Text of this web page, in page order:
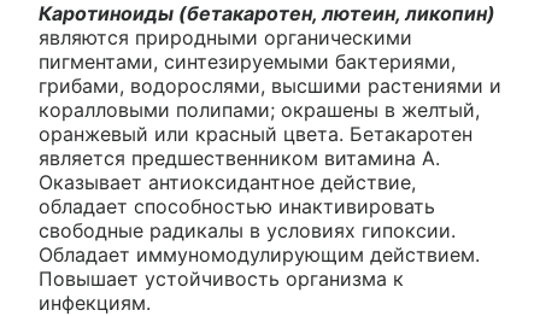
Каротиноиды (бетакаротен, лютеин, ликопин)
являются природными органическими
пигментами, синтезируемыми бактериями,
грибами, водорослями, высшими растениями и
коралловыми полипами; окрашены в желтый,
оранжевый или красный цвета. Бетакаротен
является предшественником витамина А.
Оказывает антиоксидантное действие,
обладает способностью инактивировать
свободные радикалы в условиях гипоксии.
Обладает иммуномодулирующим действием.
Повышает устойчивость организма к
инфекциям.